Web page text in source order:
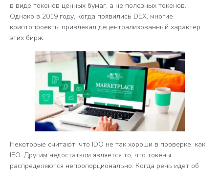
в виде токенов ценных бумаг, а не полезных токенов.
Однако в 2019 году, когда появились DEX, многие
криптопроекты привлекал децентрализованный характер
этих бирж.
Некоторые считают, что IDO не так хороши в проверке, как
IEO. Другим недостатком является то, что токены
распределяются непропорционально. Когда речь идет об